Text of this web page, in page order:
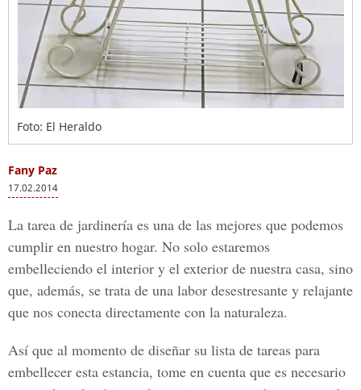
Foto: El Heraldo
Fany Paz
17.02.2014
La tarea de jardinería es una de las mejores que podemos
cumplir en nuestro hogar. No solo estaremos
embelleciendo el interior y el exterior de nuestra casa, sino
que, además, se trata de una labor desestresante y relajante
que nos conecta directamente con la naturaleza.
Así que al momento de diseñar su lista de tareas para
embellecer esta estancia, tome en cuenta que es necesario